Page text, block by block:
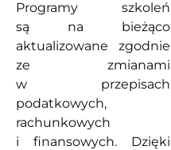
Programy szkoleń
są na bieżąco
aktualizowane zgodnie
ze zmianami
w przepisach
podatkowych,
rachunkowych
i finansowych. Dzięki